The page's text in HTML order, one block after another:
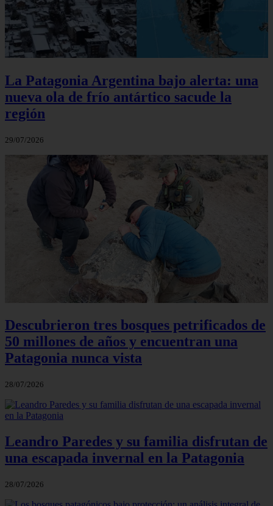
La Patagonia Argentina bajo alerta: una
nueva ola de frío antártico sacude la
región
29/07/2026
Descubrieron tres bosques petrificados de
50 millones de años y encuentran una
Patagonia nunca vista
28/07/2026
Leandro Paredes y su familia disfrutan de
una escapada invernal en la Patagonia
28/07/2026